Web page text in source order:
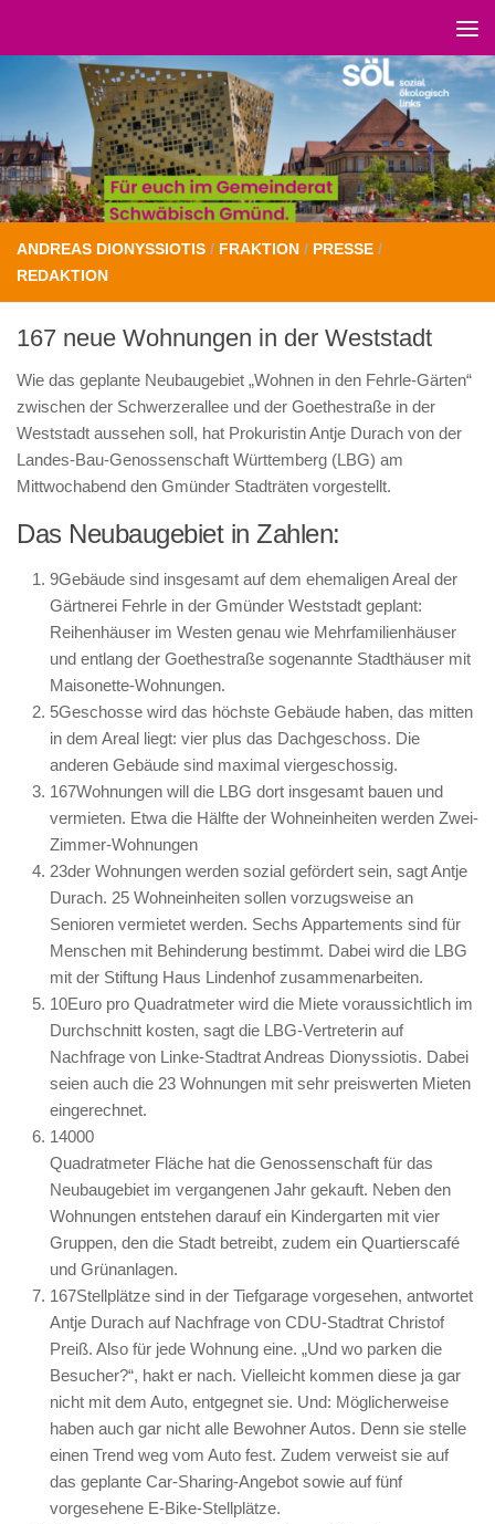
ANDREAS DIONYSSIOTIS / FRAKTION / PRESSE /
REDAKTION
167 neue Wohnungen in der Weststadt
Wie das geplante Neubaugebiet „Wohnen in den Fehrle-Gärten“
zwischen der Schwerzerallee und der Goethestraße in der
Weststadt aussehen soll, hat Prokuristin Antje Durach von der
Landes-Bau-Genossenschaft Württemberg (LBG) am
Mittwochabend den Gmünder Stadträten vorgestellt.
Das Neubaugebiet in Zahlen:
9Gebäude sind insgesamt auf dem ehemaligen Areal der
Gärtnerei Fehrle in der Gmünder Weststadt geplant:
Reihenhäuser im Westen genau wie Mehrfamilienhäuser
und entlang der Goethestraße sogenannte Stadthäuser mit
Maisonette-Wohnungen.
5Geschosse wird das höchste Gebäude haben, das mitten
in dem Areal liegt: vier plus das Dachgeschoss. Die
anderen Gebäude sind maximal viergeschossig.
167Wohnungen will die LBG dort insgesamt bauen und
vermieten. Etwa die Hälfte der Wohneinheiten werden Zwei-
Zimmer-Wohnungen
23der Wohnungen werden sozial gefördert sein, sagt Antje
Durach. 25 Wohneinheiten sollen vorzugsweise an
Senioren vermietet werden. Sechs Appartements sind für
Menschen mit Behinderung bestimmt. Dabei wird die LBG
mit der Stiftung Haus Lindenhof zusammenarbeiten.
10Euro pro Quadratmeter wird die Miete voraussichtlich im
Durchschnitt kosten, sagt die LBG-Vertreterin auf
Nachfrage von Linke-Stadtrat Andreas Dionyssiotis. Dabei
seien auch die 23 Wohnungen mit sehr preiswerten Mieten
eingerechnet.
14000
Quadratmeter Fläche hat die Genossenschaft für das
Neubaugebiet im vergangenen Jahr gekauft. Neben den
Wohnungen entstehen darauf ein Kindergarten mit vier
Gruppen, den die Stadt betreibt, zudem ein Quartierscafé
und Grünanlagen.
167Stellplätze sind in der Tiefgarage vorgesehen, antwortet
Antje Durach auf Nachfrage von CDU-Stadtrat Christof
Preiß. Also für jede Wohnung eine. „Und wo parken die
Besucher?“, hakt er nach. Vielleicht kommen diese ja gar
nicht mit dem Auto, entgegnet sie. Und: Möglicherweise
haben auch gar nicht alle Bewohner Autos. Denn sie stelle
einen Trend weg vom Auto fest. Zudem verweist sie auf
das geplante Car-Sharing-Angebot sowie auf fünf
vorgesehene E-Bike-Stellplätze.